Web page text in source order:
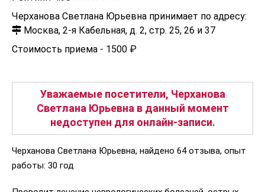
Черханова Светлана Юрьевна принимает по адресу:
Москва, 2-я Кабельная, д. 2, стр. 25, 26 и 37
Стоимость приема - 1500 ₽
Уважаемые посетители, Черханова
Светлана Юрьевна в данный момент
недоступен для онлайн-записи.
Черханова Светлана Юрьевна, найдено 64 отзыва, опыт
работы: 30 год